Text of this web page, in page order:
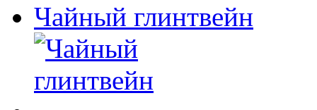
Чайный глинтвейн